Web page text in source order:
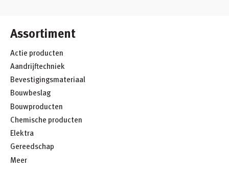
Assortiment
Actie producten
Aandrijftechniek
Bevestigingsmateriaal
Bouwbeslag
Bouwproducten
Chemische producten
Elektra
Gereedschap
Meer